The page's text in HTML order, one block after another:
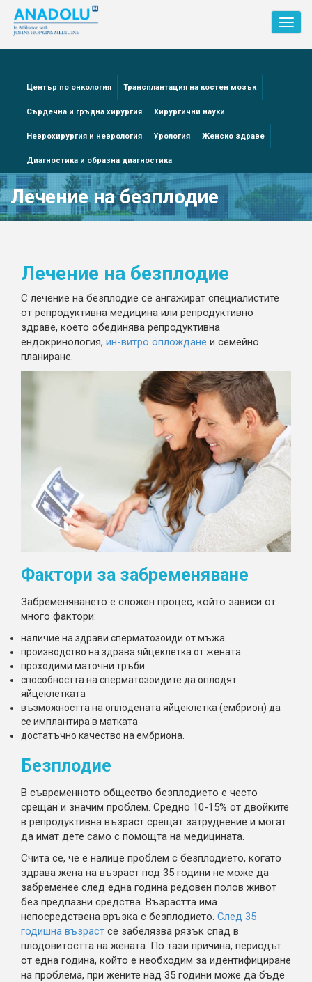
Център по онкология Трансплантация на костен мозък
Сърдечна и гръдна хирургия Хирургични науки
Неврохирургия и неврология Урология Женско здраве
Диагностика и образна диагностика
Лечение на безплодие
Лечение на безплодие
С лечение на безплодие се ангажират специалистите
от репродуктивна медицина или репродуктивно
здраве, което обединява репродуктивна
ендокринология, ин-витро оплождане и семейно
планиране.
Фактори за забременяване
Забременяването е сложен процес, който зависи от
много фактори:
наличие на здрави сперматозоиди от мъжа
производство на здрава яйцеклетка от жената
проходими маточни тръби
способността на сперматозоидите да оплодят
яйцеклетката
възможността на оплодената яйцеклетка (ембрион) да
се имплантира в матката
достатъчно качество на ембриона.
Безплодие
В съвременното общество безплодието е често
срещан и значим проблем. Средно 10-15% от двойките
в репродуктивна възраст срещат затруднение и могат
да имат дете само с помощта на медицината.
Счита се, че е налице проблем с безплодието, когато
здрава жена на възраст под 35 години не може да
забременее след една година редовен полов живот
без предпазни средства. Възрастта има
непосредствена връзка с безплодието. След 35
годишна възраст се забелязва рязък спад в
плодовитостта на жената. По тази причина, периодът
от една година, който е необходим за идентифициране
на проблема, при жените над 35 години може да бъде